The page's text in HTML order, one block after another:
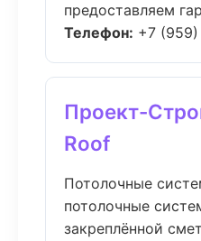
предоставляем
Телефон: +7
Проект-
Roof
Потолочные
потолочные
закреплённой